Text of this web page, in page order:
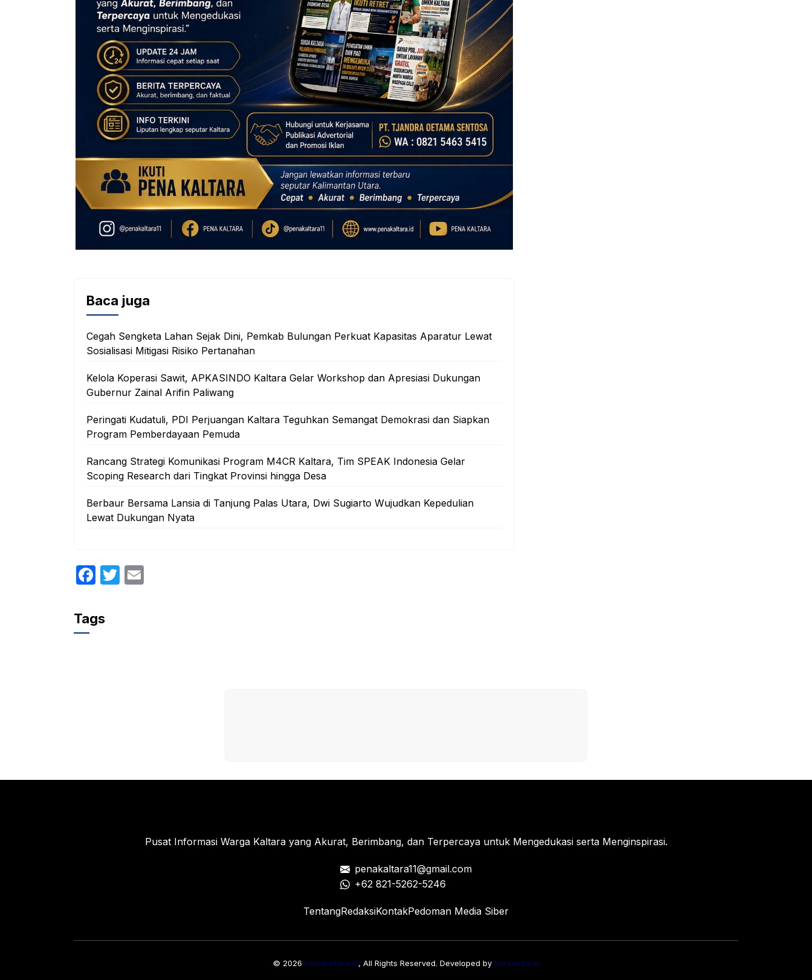
Baca juga
Cegah Sengketa Lahan Sejak Dini, Pemkab Bulungan Perkuat Kapasitas Aparatur Lewat
Sosialisasi Mitigasi Risiko Pertanahan
Kelola Koperasi Sawit, APKASINDO Kaltara Gelar Workshop dan Apresiasi Dukungan
Gubernur Zainal Arifin Paliwang
Peringati Kudatuli, PDI Perjuangan Kaltara Teguhkan Semangat Demokrasi dan Siapkan
Program Pemberdayaan Pemuda
Rancang Strategi Komunikasi Program M4CR Kaltara, Tim SPEAK Indonesia Gelar
Scoping Research dari Tingkat Provinsi hingga Desa
Berbaur Bersama Lansia di Tanjung Palas Utara, Dwi Sugiarto Wujudkan Kepedulian
Lewat Dukungan Nyata
F
c
e
T
Tags
Pusat Informasi Warga Kaltara yang Akurat, Berimbang, dan Terpercaya untuk Mengedukasi serta Menginspirasi.
penakaltara11@gmail.com
+62 821-5262-5246
TentangRedaksiKontakPedoman Media Siber
© 2026 Penakaltara.id, All Rights Reserved. Developed by Benuanta.id